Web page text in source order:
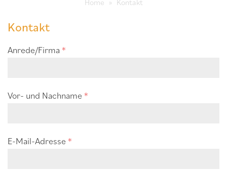
Home Kontakt
Kontakt
Anrede/Firma *
Vor- und Nachname *
E-Mail-Adresse *